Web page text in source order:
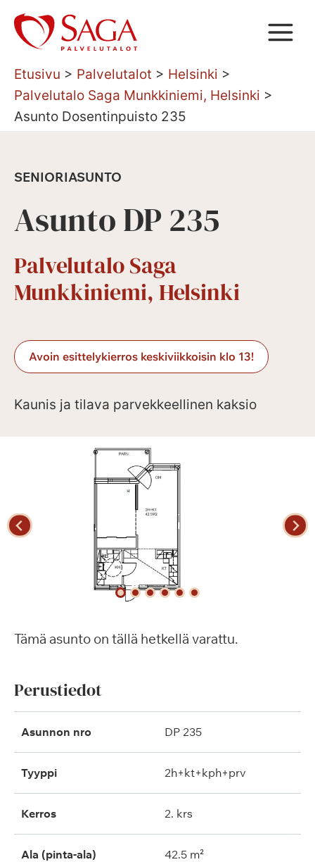
Siirry
sisältöön
Etusivu > Palvelutalot > Helsinki >
Palvelutalo Saga Munkkiniemi, Helsinki >
Asunto Dosentinpuisto 235
SENIORIASUNTO
Asunto DP 235
Palvelutalo Saga
Munkkiniemi, Helsinki
Avoin esittelykierros keskiviikkoisin klo 13!
Kaunis ja tilava parvekkeellinen kaksio
Tämä asunto on tällä hetkellä varattu.
Perustiedot
Asunnon nro DP 235
Tyyppi 2h+kt+kph+prv
Kerros 2. krs
Ala (pinta-ala) 42.5 m²